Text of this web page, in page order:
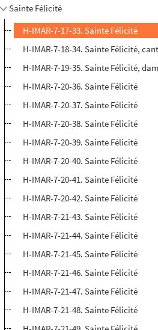
Sainte Félicité
H-IMAR-7-17-33. Sainte Félicité
H-IMAR-7-18-34. Sainte Félicité,
H-IMAR-7-19-35. Sainte Félicité,
H-IMAR-7-20-36. Sainte Félicité
H-IMAR-7-20-37. Sainte Félicité
H-IMAR-7-20-38. Sainte Félicité
H-IMAR-7-20-39. Sainte Félicité
H-IMAR-7-20-40. Sainte Félicité
H-IMAR-7-20-41. Sainte Félicité
H-IMAR-7-20-42. Sainte Félicité
H-IMAR-7-21-43. Sainte Félicité
H-IMAR-7-21-44. Sainte Félicité
H-IMAR-7-21-45. Sainte Félicité
H-IMAR-7-21-46. Sainte Félicité
H-IMAR-7-21-47. Sainte Félicité
H-IMAR-7-21-48. Sainte Félicité